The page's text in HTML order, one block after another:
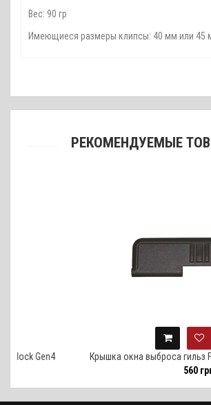
Вес: 90 гр
Имеющиеся размеры клипсы: 40 мм или 45
РЕКОМЕНДУЕМЫЕ
Gen4
Крышка окна выброса гильз FAB
560 грн.